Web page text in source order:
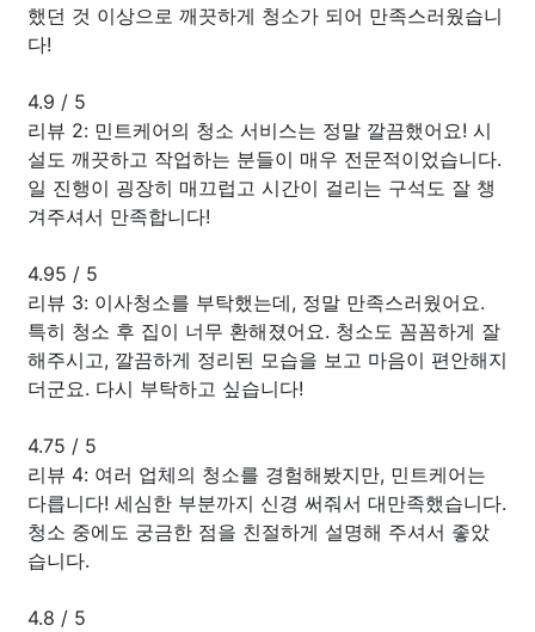
했던 것 이상으로 깨끗하게 청소가 되어 만족스러웠습니
다!
4.9 / 5
리뷰 2: 민트케어의 청소 서비스는 정말 깔끔했어요! 시
설도 깨끗하고 작업하는 분들이 매우 전문적이었습니다.
일 진행이 굉장히 매끄럽고 시간이 걸리는 구석도 잘 챙
겨주셔서 만족합니다!
4.95 / 5
리뷰 3: 이사청소를 부탁했는데, 정말 만족스러웠어요.
특히 청소 후 집이 너무 환해졌어요. 청소도 꼼꼼하게 잘
해주시고, 깔끔하게 정리된 모습을 보고 마음이 편안해지
더군요. 다시 부탁하고 싶습니다!
4.75 / 5
리뷰 4: 여러 업체의 청소를 경험해봤지만, 민트케어는
다릅니다! 세심한 부분까지 신경 써줘서 대만족했습니다.
청소 중에도 궁금한 점을 친절하게 설명해 주셔서 좋았
습니다.
4.8 / 5